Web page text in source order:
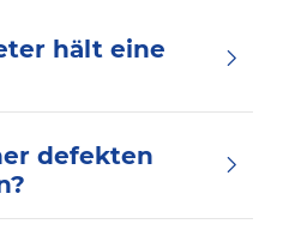
hält eine
defekten